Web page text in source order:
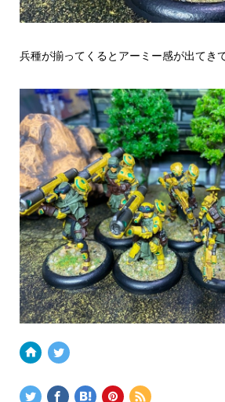
兵種が揃ってくるとアーミー感が出てき